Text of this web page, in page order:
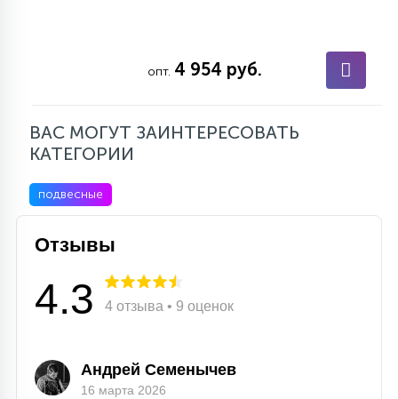
опт. 4 954 руб.
ВАС МОГУТ ЗАИНТЕРЕСОВАТЬ
КАТЕГОРИИ
подвесные
Отзывы
4.3 4 отзыва • 9 оценок
Андрей Семенычев
16 марта 2026